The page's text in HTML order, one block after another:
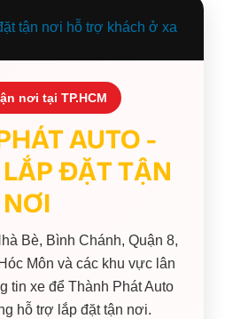
nơi tại TP.HCM
AUTO -
ĐẶT TẬN
NƠI
Bè, Bình Chánh, Quận 8,
Môn và các khu vực lân
tin xe để Thành Phát Auto
hỗ trợ lắp đặt tận nơi.